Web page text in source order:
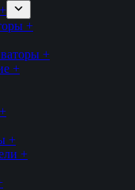
+
+
+
+
+